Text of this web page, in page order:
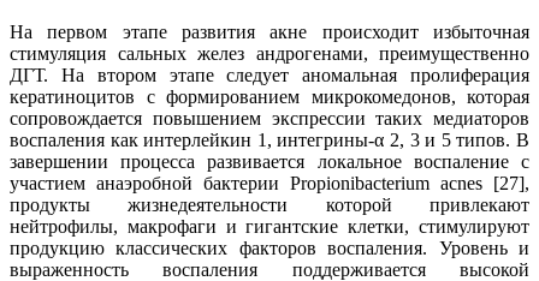
На первом этапе развития акне происходит избыточная
стимуляция сальных желез андрогенами, преимущественно
ДГТ. На втором этапе следует аномальная пролиферация
кератиноцитов с формированием микрокомедонов, которая
сопровождается повышением экспрессии таких медиаторов
воспаления как интерлейкин 1, интегрины-α 2, 3 и 5 типов. В
завершении процесса развивается локальное воспаление с
участием анаэробной бактерии Propionibacterium acnes [27],
продукты жизнедеятельности которой привлекают
нейтрофилы, макрофаги и гигантские клетки, стимулируют
продукцию классических факторов воспаления. Уровень и
выраженность воспаления поддерживается высокой